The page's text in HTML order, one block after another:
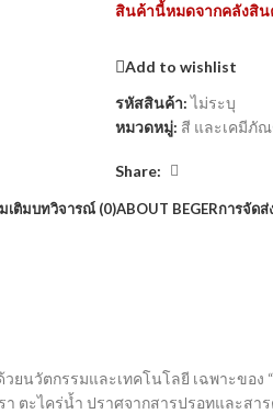
สินค้านี้หมดจากคลังสิน
Add to wishlist
รหัสสินค้า:ไม่ระบุ
หมวดหมู่: สี และเคมีภั
Share:
เติมบทวิจารณ์ (0)ABOUT BEGERการจัดส่
นวัตกรรมและเทคโนโลยี เฉพาะของ
ะไคร่น้ำ ปราศจากสารปรอทและสา